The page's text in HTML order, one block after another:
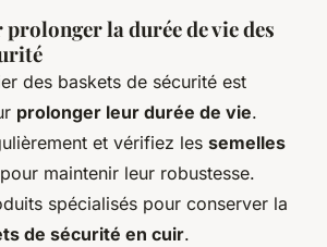
la durée de vie des
des baskets de sécurité est
prolonger leur durée de vie.
et vérifiez les semelles
pour maintenir leur robustesse.
spécialisés pour conserver la
de sécurité en cuir.